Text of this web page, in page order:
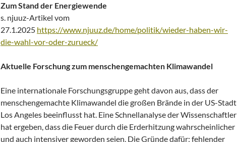
Zum Stand der Energiewende
s. njuuz-Artikel vom
27.1.2025 https://www.njuuz.de/home/politik/wieder-haben-wir-
die-wahl-vor-oder-zurueck/
Aktuelle Forschung zum menschengemachten Klimawandel
Eine internationale Forschungsgruppe geht davon aus, dass der
menschengemachte Klimawandel die großen Brände in der US-Stadt
Los Angeles beeinflusst hat. Eine Schnellanalyse der Wissenschaftler
hat ergeben, dass die Feuer durch die Erderhitzung wahrscheinlicher
und auch intensiver geworden seien. Die Gründe dafür: fehlender